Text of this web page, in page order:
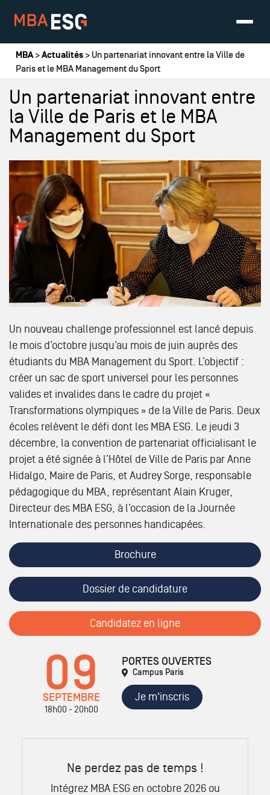
Vous êtes ici
MBA>Actualités > Un partenariat innovant entre la Ville de
Paris et le MBA Management du Sport
Un partenariat innovant entre
la Ville de Paris et le MBA
Management du Sport
Un nouveau challenge professionnel est lancé depuis
le mois d’octobre jusqu’au mois de juin auprès des
étudiants du MBA Management du Sport. L’objectif :
créer un sac de sport universel pour les personnes
valides et invalides dans le cadre du projet «
Transformations olympiques » de la Ville de Paris. Deux
écoles relèvent le défi dont les MBA ESG. Le jeudi 3
décembre, la convention de partenariat officialisant le
projet a été signée à l’Hôtel de Ville de Paris par Anne
Hidalgo, Maire de Paris, et Audrey Sorge, responsable
pédagogique du MBA, représentant Alain Kruger,
Directeur des MBA ESG, à l’occasion de la Journée
Internationale des personnes handicapées.
Brochure
Dossier de candidature
Candidatez en ligne
09
SEPTEMBRE
18h00 - 20h00
PORTES OUVERTES
Campus Paris
Je m'inscris
Ne perdez pas de temps !
Intégrez MBA ESG en octobre 2026 ou